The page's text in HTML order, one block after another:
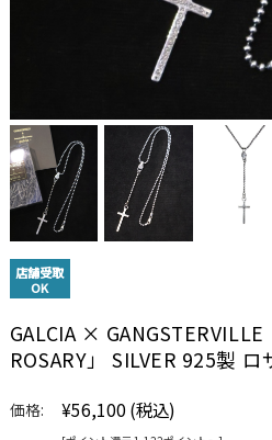
店舗受取
OK
GALCIA ×
ROSARY」 SILVER 925製
価格: ¥56,100 (税込)